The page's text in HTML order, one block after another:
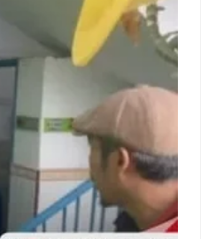
NEWS TNG– Siapa yang tidak
kenal dengan kelezatan masakan
Jepang? Kuliner dari negeri
sakura ini memang sudah
mendunia dan punya ...
Restora
Jepang
Wajib